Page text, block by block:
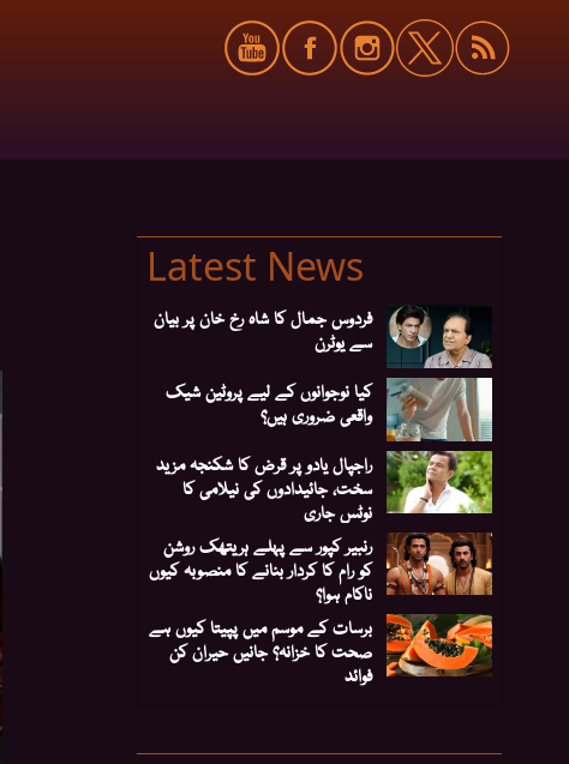
Latest News
فردوس جمال کا شاہ رخ خان پر بیان
سے یوٹرن
کیا نوجوانوں کے لیے پروٹین شیک
واقعی ضروری ہیں؟
راجپال یادو پر قرض کا شکنجہ مزید
سخت، جائیدادوں کی نیلامی کا
نوٹس جاری
رنبیر کپور سے پہلے ہریتھک روشن
کو رام کا کردار بنانے کا منصوبہ کیوں
ناکام ہوا؟
برسات کے موسم میں پپیتا کیوں ہے
صحت کا خزانہ؟ جانیں حیران کن
فوائد